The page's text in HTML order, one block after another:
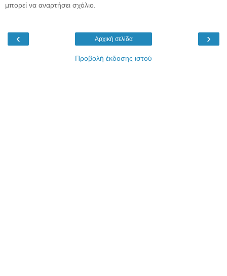
μπορεί να αναρτήσει σχόλιο.
‹ ›
Αρχική σελίδα
Προβολή έκδοσης ιστού